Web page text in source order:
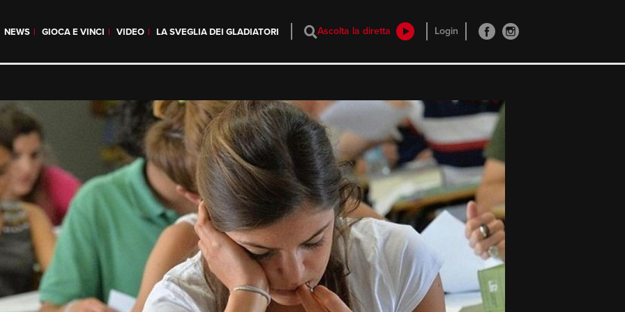
NEWS GIOCA E VINCI VIDEO LA SVEGLIA DEI GLADIATORI Ascolta la diretta Login